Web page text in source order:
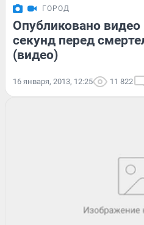
ГОРОД
Опубликовано видео
секунд перед
(видео)
16 января, 2013, 12:25 11 822